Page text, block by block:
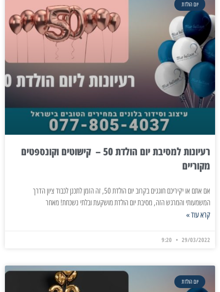
יום הולדת
רעיונות למסיבת יום הולדת 50 – קישוטים וקונספטים
מקוריים
אם אתם או יקיריכם חוגגים בקרוב יום הולדת 50, זה הזמן לתכנן לכבוד ציון הדרך
המשמעותי והמרגש הזה, מסיבת יום הולדת מושקעת ובלתי נשכחת! מאחר
קרא עוד »
29/03/2022
יום הולדת